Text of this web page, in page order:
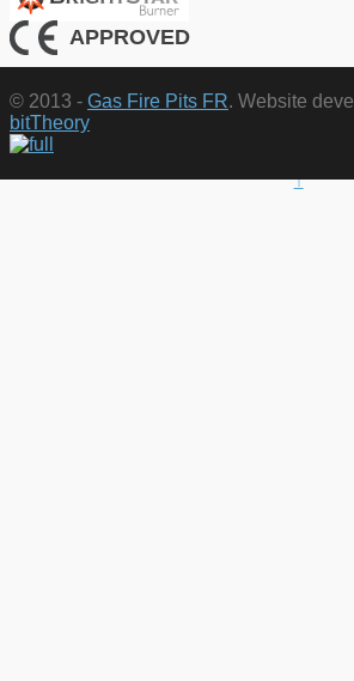
APPROVED
© 2013 - Gas Fire Pits FR. Website
bitTheory
↑